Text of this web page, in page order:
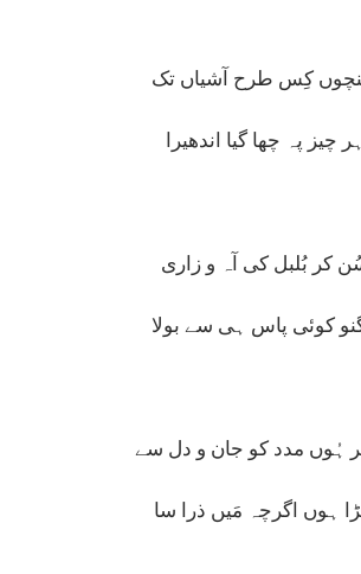
کِس طرح آشیاں تک
ہر چیز پہ چھا گیا اندھیرا
کر بُلبل کی آہ و زاری
کوئی پاس ہی سے بولا
ہُوں مدد کو جان و دل سے
ہوں اگرچہ مَیں ذرا سا